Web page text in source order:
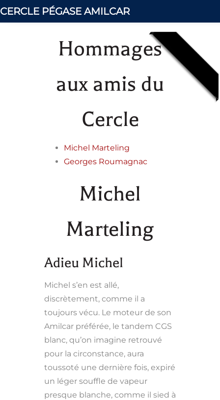
CERCLE PÉGASE AMILCAR
Hommages
aux amis du
Cercle
Michel Marteling
Georges Roumagnac
Michel
Marteling
Adieu Michel
Michel s’en est allé,
discrètement, comme il a
toujours vécu. Le moteur de son
Amilcar préférée, le tandem CGS
blanc, qu’on imagine retrouvé
pour la circonstance, aura
toussoté une dernière fois, expiré
un léger souffle de vapeur
presque blanche, comme il sied à